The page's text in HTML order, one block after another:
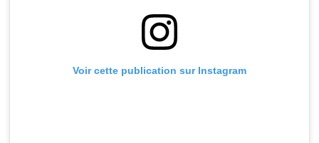
Voir cette publication sur Instagram